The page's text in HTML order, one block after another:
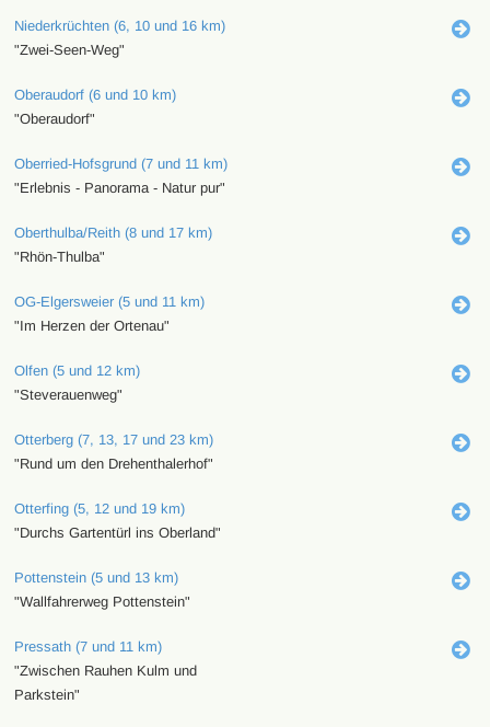
Niederkrüchten (6, 10 und 16 km)
"Zwei-Seen-Weg"
Oberaudorf (6 und 10 km)
"Oberaudorf"
Oberried-Hofsgrund (7 und 11 km)
"Erlebnis - Panorama - Natur pur"
Oberthulba/Reith (8 und 17 km)
"Rhön-Thulba"
OG-Elgersweier (5 und 11 km)
"Im Herzen der Ortenau"
Olfen (5 und 12 km)
"Steverauenweg"
Otterberg (7, 13, 17 und 23 km)
"Rund um den Drehenthalerhof"
Otterfing (5, 12 und 19 km)
"Durchs Gartentürl ins Oberland"
Pottenstein (5 und 13 km)
"Wallfahrerweg Pottenstein"
Pressath (7 und 11 km)
"Zwischen Rauhen Kulm und
Parkstein"